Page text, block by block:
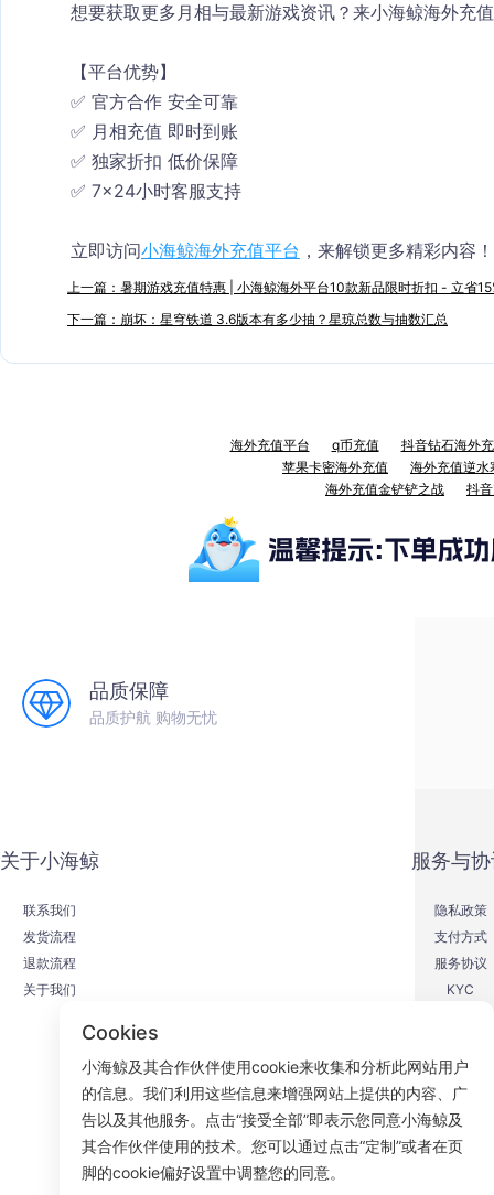
想要获取更多月相与最新游戏资讯？来小海鲸海外充
【平台优势】
✅ 官方合作 安全可靠
✅ 月相充值 即时到账
✅ 独家折扣 低价保障
✅ 7×24小时客服支持
立即访问小海鲸海外充值平台 ，来解锁更多精彩内容！
上一篇：暑期游戏充值特惠 | 小海鲸海外平台10款新品限时折扣 - 立省
下一篇：崩坏：星穹铁道 3.6版本有多少抽？星琼总数与抽数汇总
海外充值平台 q币充值
抖音钻石海外
苹果卡密海外充值
海外充值逆水
海外充值金铲铲之战
抖
品质保障
品质护航 购物无忧
关于小海鲸
联系我们
发货流程
退款流程
关于我们
服务与
隐私政策
支付方式
服务协议
KYC
ROOM
Cookies
小海鲸及其合作伙伴使用cookie来收集和分析此网站用户
的信息。我们利用这些信息来增强网站上提供的内容、广
告以及其他服务。点击“接受全部”即表示您同意小海鲸及
其合作伙伴使用的技术。您可以通过点击“定制”或者在页
脚的cookie偏好设置中调整您的同意。